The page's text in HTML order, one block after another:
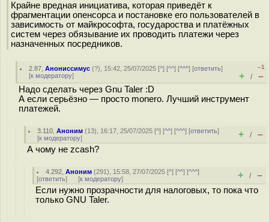
Крайне вредная инициатива, которая приведёт к
фрагментации опенсорса и постановке его пользователей в
зависимость от майкрософта, государоства и платёжных
систем через обязывание их проводить платежи через
назначенных посредников.
2.87 ,Анониссимус (?), 15:42, 25/07/2025 [^] [^^] [^^^] [ответить]
[к модератору]
–1
+ / –
Надо сделать через Gnu Taler :D
А если серьёзно — просто monero. Лучший инструмент
платежей.
3.110 ,Аноним (13), 16:17, 25/07/2025 [^] [^^] [^^^] [ответить]
[к модератору] + / –
А чому не zcash?
4.292 ,Аноним (291), 15:58, 27/07/2025 [^] [^^] [^^^]
[ответить] [к модератору] + / –
Если нужно прозрачности для налоговых, то пока что
только GNU Taler.